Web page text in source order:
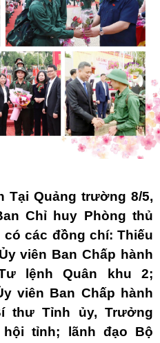
Tại Quảng trường 8/5,
Chỉ huy Phòng thủ
có các đồng chí: Thiếu
viên Ban Chấp hành
lệnh Quân khu 2;
viên Ban Chấp hành
thư Tỉnh ủy, Trưởng
tỉnh; lãnh đạo Bộ